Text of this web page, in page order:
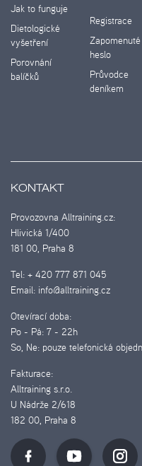
Jak to funguje
Dietologické
vyšetření
Porovnání
balíčků
Registrace
Zapomenuté
heslo
Průvodce
deníkem
KONTAKT
Provozovna Alltraining.cz:
Hlivická 1/400
181 00, Praha 8
Tel: + 420 777 871 045
Email: info@alltraining.cz
Otevírací doba:
Po - Pá: 7 - 22h
So, Ne: pouze telefonická
Fakturace:
Alltraining s.r.o.
U Nádrže 2/618
182 00, Praha 8